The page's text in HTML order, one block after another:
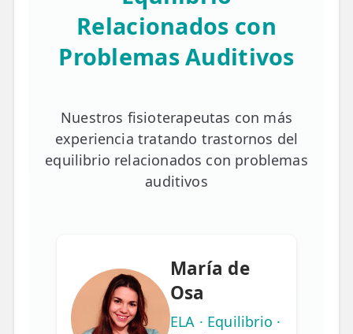
Relacionados con
Problemas Auditivos
Nuestros fisioterapeutas con más
experiencia tratando trastornos del
equilibrio relacionados con problemas
auditivos
María de
Osa
ELA · Equilibrio ·